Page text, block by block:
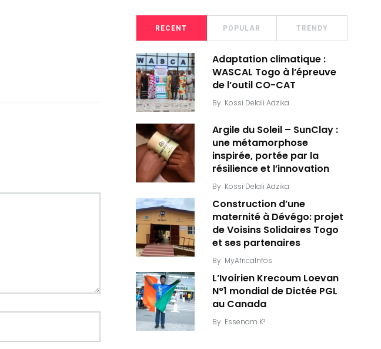
RECENT POPULAR TRENDY
Adaptation climatique :
WASCAL Togo à l’épreuve
de l’outil CO-CAT
By Kossi Delali Adzika
Argile du Soleil – SunClay :
une métamorphose
inspirée, portée par la
résilience et l’innovation
By Kossi Delali Adzika
Construction d’une
maternité à Dévégo: projet
de Voisins Solidaires Togo
et ses partenaires
By MyAfricaInfos
L’Ivoirien Krecoum Loevan
N°1 mondial de Dictée PGL
au Canada
By Essenam K²